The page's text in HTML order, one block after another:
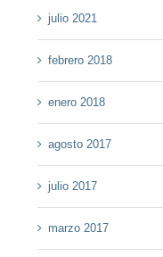
julio 2021
febrero 2018
enero 2018
agosto 2017
julio 2017
marzo 2017